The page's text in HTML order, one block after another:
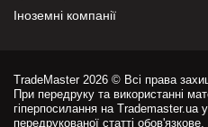
Іноземні компанії
TradeMaster 2026 © Всі права
При передруку та використанні
гіперпосилання на Trademaster.ua
передрукованої статті обов'язкове.